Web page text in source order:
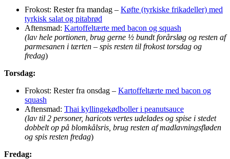
Frokost: Rester fra mandag – Køfte (tyrkiske frikadeller) med
tyrkisk salat og pitabrød
Aftensmad: Kartoffeltærte med bacon og squash
(lav hele portionen, brug gerne ½ bundt forårsløg og resten af
parmesanen i tærten – spis resten til frokost torsdag og
fredag)
Torsdag:
Frokost: Rester fra onsdag – Kartoffeltærte med bacon og
squash
Aftensmad: Thai kyllingekødboller i peanutsauce
(lav til 2 personer, haricots vertes udelades og spise i stedet
dobbelt op på blomkålsris, brug resten af madlavningsfløden
og spis resten fredag)
Fredag: